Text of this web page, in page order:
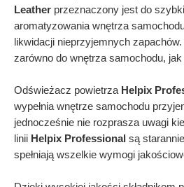
Leather przeznaczony jest do
aromatyzowania wnętrza
likwidacji nieprzyjemnych
zarówno do wnętrza samochodu, jak
Odświeżacz powietrza Helpix
wypełnia wnętrze samochodu
jednocześnie nie rozprasza uwagi
linii Helpix Professional są
spełniają wszelkie wymogi